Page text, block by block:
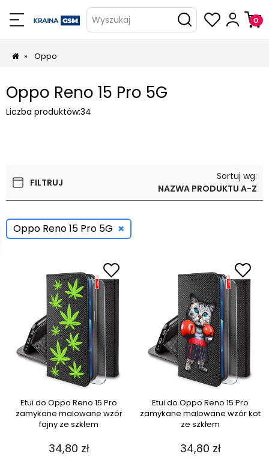
Wyszukaj
» Oppo
Oppo Reno 15 Pro 5G
Liczba produktów:34
FILTRUJ
Sortuj wg:
NAZWA PRODUKTU A-Z
Oppo Reno 15 Pro 5G ×
Etui do Oppo Reno 15 Pro
zamykane malowane wzór
fajny ze szkłem
34,80 zł
Etui do Oppo Reno 15 Pro
zamykane malowane wzór kot
ze szkłem
34,80 zł